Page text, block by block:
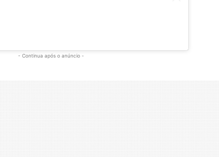
- Continua após o anúncio -